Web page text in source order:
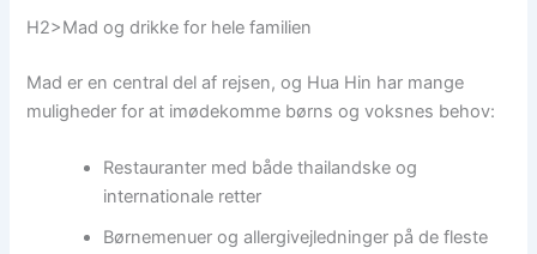
H2>Mad og drikke for hele familien
Mad er en central del af rejsen, og Hua Hin har mange
muligheder for at imødekomme børns og voksnes behov:
Restauranter med både thailandske og
internationale retter
Børnemenuer og allergivejledninger på de fleste